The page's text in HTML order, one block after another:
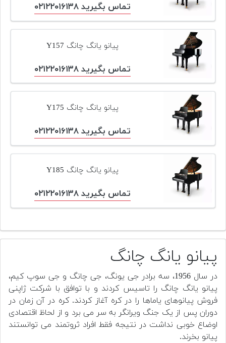
تماس بگیرید ۰۲۱۲۲۰۱۶۱۳۸
پیانو یانگ چانگ Y157
تماس بگیرید ۰۲۱۲۲۰۱۶۱۳۸
پیانو یانگ چانگ Y175
تماس بگیرید ۰۲۱۲۲۰۱۶۱۳۸
پیانو یانگ چانگ Y185
تماس بگیرید ۰۲۱۲۲۰۱۶۱۳۸
پیانو یانگ چانگ
در سال 1956، سه برادر جی یونگ، جی چانگ و جی سوپ کیم،
پیانو یانگ چانگ را تاسیس کردند و با توافق با شرکت ژاپنی
فروش پیانوهای یاماها را در کره آغاز کردند. کره در آن زمان در
دوران پس از یک جنگ ویرانگر به سر می برد و از لحاظ اقتصادی
اوضاع خوبی نداشت در نتیجه فقط افراد ثروتمند می توانستند
پیانو بخرند.